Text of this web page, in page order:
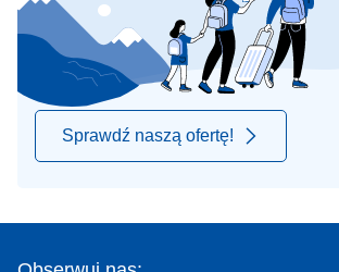
Sprawdź naszą ofertę!